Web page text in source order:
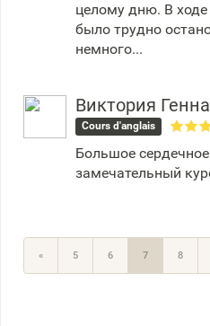
целому дню. В
было трудно
немного...
Виктория
Cours d'anglais
Большое
замечательный
« 5 6 7 8